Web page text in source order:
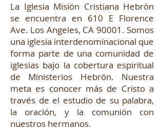
La Iglesia Misión Cristiana Hebrón
se encuentra en 610 E Florence
Ave. Los Angeles, CA 90001. Somos
una iglesia interdenominacional que
forma parte de una comunidad de
iglesias bajo la cobertura espiritual
de Ministerios Hebrón. Nuestra
meta es conocer más de Cristo a
través de el estudio de su palabra,
la oración, y la comunión con
nuestros hermanos.